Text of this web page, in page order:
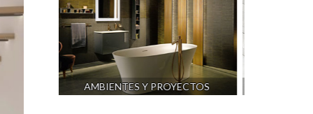
CERÁMICA